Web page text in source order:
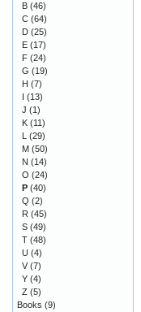
B (46)
C (64)
D (25)
E (17)
F (24)
G (19)
H (7)
I (13)
J (1)
K (11)
L (29)
M (50)
N (14)
O (24)
P (40)
Q (2)
R (45)
S (49)
T (48)
U (4)
V (7)
Y (4)
Z (5)
Books (9)